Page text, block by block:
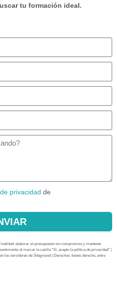
tu formación ideal.
privacidad de
elaborar un presupuesto sin compromiso y mantener
al marcar la casilla “Sí, acepto la política de privacidad” |
los servidores de Siteground | Derechos: tienes derecho, entre